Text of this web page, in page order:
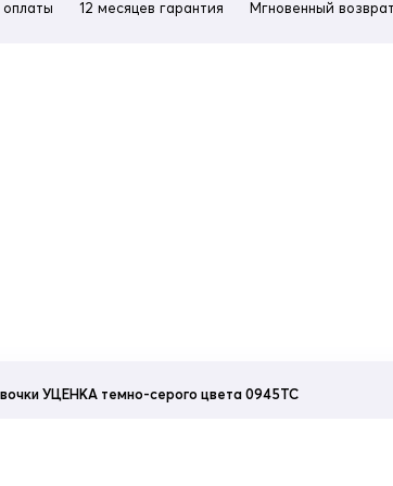
12 месяцев гарантия Мгновенный
УЦЕНКА темно-серого цвета 0945TC